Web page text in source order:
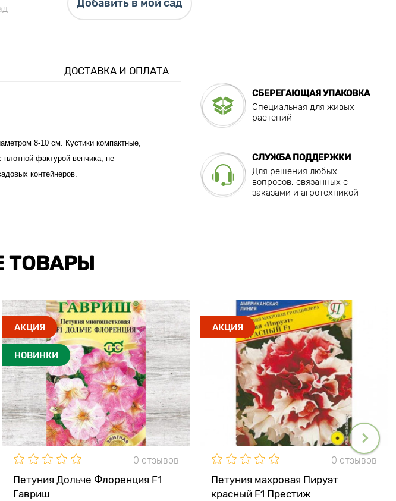
Добавить в мой сад
ДОСТАВКА И ОПЛАТА
8-10 см. Кустики компактные,
фактурой венчика, не
контейнеров.
СБЕРЕГАЮЩАЯ УПАКОВКА
Специальная для живых
растений
СЛУЖБА ПОДДЕРЖКИ
Для решения любых
вопросов, связанных с
заказами и агротехникой
ТОВАРЫ
АКЦИЯ
НОВИНКИ
0 отзывов
Петуния Дольче Флоренция F1
Гавриш
АКЦИЯ
0 отзывов
Петуния махровая Пируэт
красный F1 Престиж